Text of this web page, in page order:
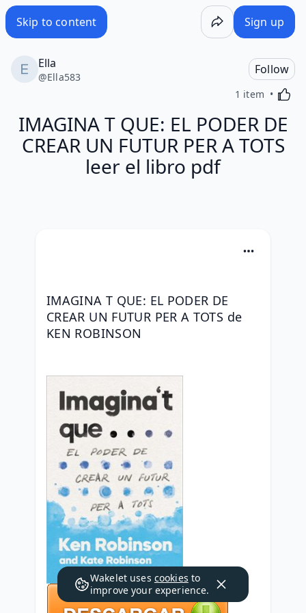
Skip to content Sign up
Ella
@Ella583
Follow
1 item
IMAGINA T QUE: EL PODER DE
CREAR UN FUTUR PER A TOTS
leer el libro pdf
IMAGINA T QUE: EL PODER DE
CREAR UN FUTUR PER A TOTS de
KEN ROBINSON
Wakelet uses cookies to
improve your experience.